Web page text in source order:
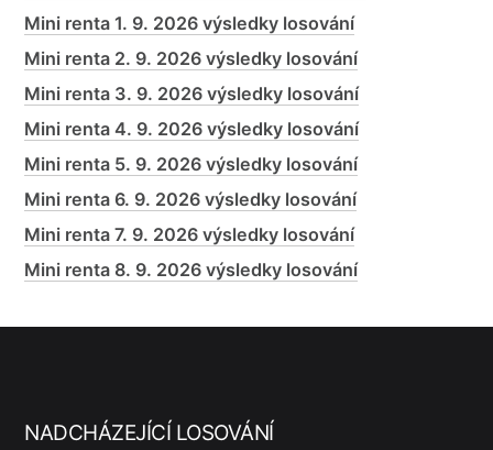
Mini renta 1. 9. 2026 výsledky losování
Mini renta 2. 9. 2026 výsledky losování
Mini renta 3. 9. 2026 výsledky losování
Mini renta 4. 9. 2026 výsledky losování
Mini renta 5. 9. 2026 výsledky losování
Mini renta 6. 9. 2026 výsledky losování
Mini renta 7. 9. 2026 výsledky losování
Mini renta 8. 9. 2026 výsledky losování
NADCHÁZEJÍCÍ LOSOVÁNÍ